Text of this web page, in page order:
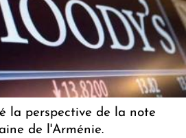
la perspective de la note
de l'Arménie.